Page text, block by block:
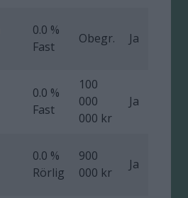
0.0 %
Fast
Obegr. Ja
0.0 %
Fast
100
000
000 kr
Ja
0.0 %
Rörlig
900
000 kr
Ja